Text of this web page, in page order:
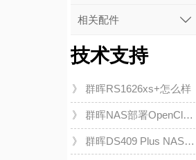
相关配件 
技术支持
》 群晖RS1626xs+怎么样
》 群晖NAS部署OpenClaw
容器服务安全指南
》 群晖DS409 Plus NAS详
细解析：高性能存储解决方